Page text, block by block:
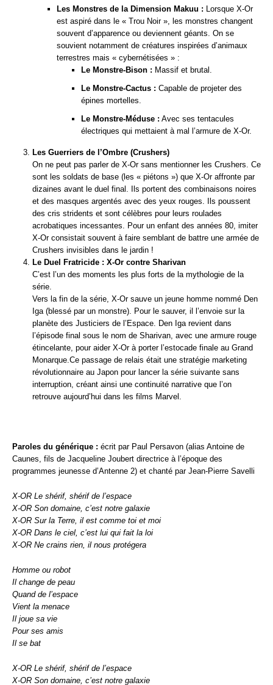
Les Monstres de la Dimension Makuu : Lorsque X-Or
est aspiré dans le « Trou Noir », les monstres changent
souvent d’apparence ou deviennent géants. On se
souvient notamment de créatures inspirées d’animaux
terrestres mais « cybernétisées » :
Le Monstre-Bison : Massif et brutal.
Le Monstre-Cactus : Capable de projeter des
épines mortelles.
Le Monstre-Méduse : Avec ses tentacules
électriques qui mettaient à mal l’armure de X-Or.
Les Guerriers de l’Ombre (Crushers)
On ne peut pas parler de X-Or sans mentionner les Crushers. Ce
sont les soldats de base (les « piétons ») que X-Or affronte par
dizaines avant le duel final. Ils portent des combinaisons noires
et des masques argentés avec des yeux rouges. Ils poussent
des cris stridents et sont célèbres pour leurs roulades
acrobatiques incessantes. Pour un enfant des années 80, imiter
X-Or consistait souvent à faire semblant de battre une armée de
Crushers invisibles dans le jardin !
Le Duel Fratricide : X-Or contre Sharivan
C’est l’un des moments les plus forts de la mythologie de la
série.
Vers la fin de la série, X-Or sauve un jeune homme nommé Den
Iga (blessé par un monstre). Pour le sauver, il l’envoie sur la
planète des Justiciers de l’Espace. Den Iga revient dans
l’épisode final sous le nom de Sharivan, avec une armure rouge
étincelante, pour aider X-Or à porter l’estocade finale au Grand
Monarque.Ce passage de relais était une stratégie marketing
révolutionnaire au Japon pour lancer la série suivante sans
interruption, créant ainsi une continuité narrative que l’on
retrouve aujourd’hui dans les films Marvel.
Paroles du générique : écrit par Paul Persavon (alias Antoine de
Caunes, fils de Jacqueline Joubert directrice à l’époque des
programmes jeunesse d’Antenne 2) et chanté par Jean-Pierre Savelli
X-OR Le shérif, shérif de l’espace
X-OR Son domaine, c’est notre galaxie
X-OR Sur la Terre, il est comme toi et moi
X-OR Dans le ciel, c’est lui qui fait la loi
X-OR Ne crains rien, il nous protégera
Homme ou robot
Il change de peau
Quand de l’espace
Vient la menace
Il joue sa vie
Pour ses amis
Il se bat
X-OR Le shérif, shérif de l’espace
X-OR Son domaine, c’est notre galaxie